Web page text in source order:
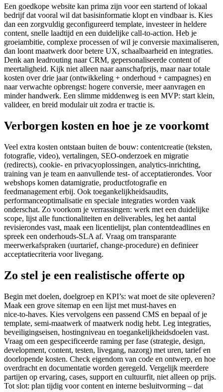
Een goedkope website kan prima zijn voor een startend of lokaal
bedrijf dat vooral wil dat basisinformatie klopt en vindbaar is. Kies
dan een zorgvuldig geconfigureerd template, investeer in heldere
content, snelle laadtijd en een duidelijke call‑to‑action. Heb je
groeiambitie, complexe processen of wil je conversie maximaliseren,
dan loont maatwerk door betere UX, schaalbaarheid en integraties.
Denk aan leadrouting naar CRM, gepersonaliseerde content of
meertaligheid. Kijk niet alleen naar aanschafprijs, maar naar totale
kosten over drie jaar (ontwikkeling + onderhoud + campagnes) en
naar verwachte opbrengst: hogere conversie, meer aanvragen en
minder handwerk. Een slimme middenweg is een MVP: start klein,
valideer, en breid modulair uit zodra er tractie is.
Verborgen kosten en hoe je ze voorkomt
Veel extra kosten ontstaan buiten de bouw: contentcreatie (teksten,
fotografie, video), vertalingen, SEO‑onderzoek en migratie
(redirects), cookie‑ en privacyoplossingen, analytics‑inrichting,
training van je team en aanvullende test- of acceptatierondes. Voor
webshops komen datamigratie, productfotografie en
feedmanagement erbij. Ook toegankelijkheidsaudits,
performanceoptimalisatie en speciale integraties worden vaak
onderschat. Zo voorkom je verrassingen: werk met een duidelijke
scope, lijst alle functionaliteiten en deliverables, leg het aantal
revisierondes vast, maak een licentielijst, plan contentdeadlines en
spreek een onderhouds‑SLA af. Vraag om transparante
meerwerkafspraken (uurtarief, change‑procedure) en definieer
acceptatiecriteria voor livegang.
Zo stel je een realistische offerte op
Begin met doelen, doelgroep en KPI’s: wat moet de site opleveren?
Maak een grove sitemap en een lijst met must‑haves en
nice‑to‑haves. Kies vervolgens een passend CMS en bepaal of je
template, semi‑maatwerk of maatwerk nodig hebt. Leg integraties,
beveiligingseisen, hostingniveau en toegankelijkheidsdoelen vast.
Vraag om een gespecificeerde raming per fase (strategie, design,
development, content, testen, livegang, nazorg) met uren, tarief en
doorlopende kosten. Check eigendom van code en ontwerp, en hoe
overdracht en documentatie worden geregeld. Vergelijk meerdere
partijen op ervaring, cases, support en cultuurfit, niet alleen op prijs.
Tot slot: plan tijdig voor content en interne besluitvorming – dat